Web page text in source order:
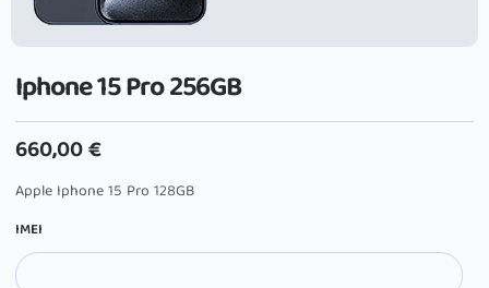
Iphone 15 Pro 256GB
660,00€
Apple Iphone 15 Pro 128GB
IMEI